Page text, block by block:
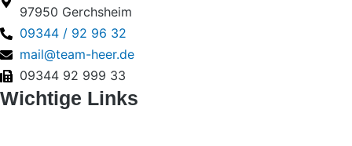
97950 Gerchsheim
09344 / 92 96 32
mail@team-heer.de
09344 92 999 33
Wichtige Links